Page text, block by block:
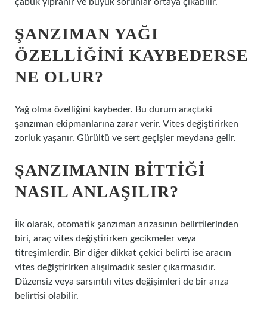
ŞANZIMAN YAĞI
ÖZELLIĞINI KAYBEDERSE
NE OLUR?
Yağ olma özelliğini kaybeder. Bu durum araçtaki
şanzıman ekipmanlarına zarar verir. Vites değiştirirken
zorluk yaşanır. Gürültü ve sert geçişler meydana gelir.
ŞANZIMANIN BITTIĞI
NASIL ANLAŞILIR?
İlk olarak, otomatik şanzıman arızasının belirtilerinden
biri, araç vites değiştirirken gecikmeler veya
titreşimlerdir. Bir diğer dikkat çekici belirti ise aracın
vites değiştirirken alışılmadık sesler çıkarmasıdır.
Düzensiz veya sarsıntılı vites değişimleri de bir arıza
belirtisi olabilir.